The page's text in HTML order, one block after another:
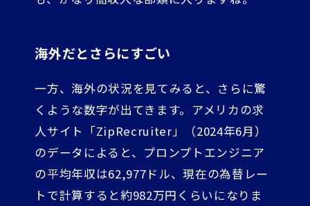
海外だとさらにすごい
一方、海外の状況を見てみると、さらに驚
くような数字が出てきます。アメリカの求
人サイト「ZipRecruiter」（2024年6月）
のデータによると、プロンプトエンジニア
の平均年収は62,977ドル、現在の為替レー
トで計算すると約982万円くらいになりま